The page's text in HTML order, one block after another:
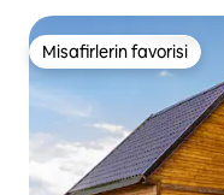
Misafirlerin favorisi
Misafirlerin favorisi